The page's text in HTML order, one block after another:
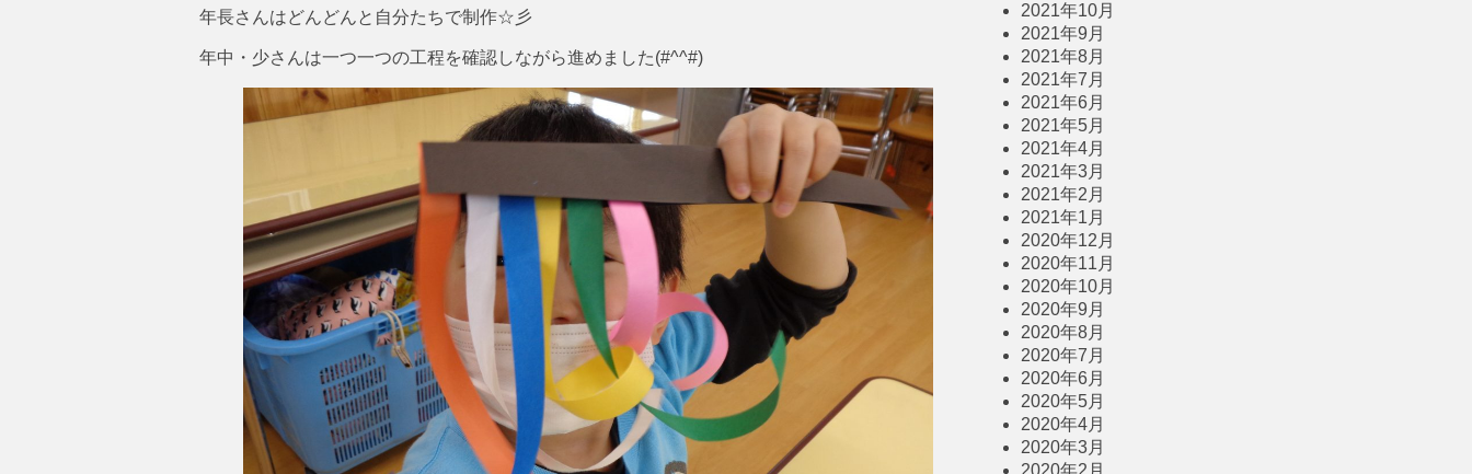
年長さんはどんどんと自分たちで制作☆彡
年中・少さんは一つ一つの工程を確認しながら進めました(#^^#)
2021年10月
2021年9月
2021年8月
2021年7月
2021年6月
2021年5月
2021年4月
2021年3月
2021年2月
2021年1月
2020年12月
2020年11月
2020年10月
2020年9月
2020年8月
2020年7月
2020年6月
2020年5月
2020年4月
2020年3月